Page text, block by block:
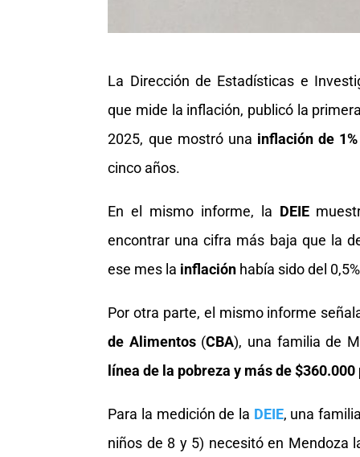
La Dirección de Estadísticas e
que mide la inflación, publicó la
2025, que mostró una inflación de
cinco años.
En el mismo informe, la DEIE
encontrar una cifra más baja que la
ese mes la inflación había sido del
Por otra parte, el mismo informe
de Alimentos(CBA), una familia de
línea de la pobreza y más de
Para la medición de la DEIE, una
niños de 8 y 5) necesitó en Mendoza